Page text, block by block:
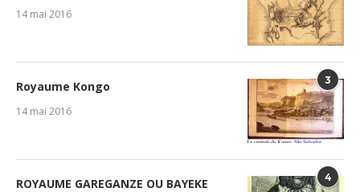
14 mai 2016
3
Royaume Kongo
14 mai 2016
4
ROYAUME GAREGANZE OU BAYEKE